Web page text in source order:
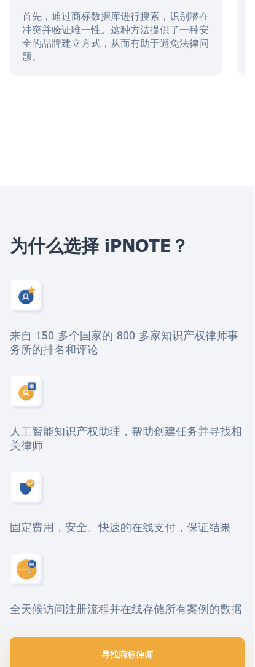
首先，通过商标数据库进行搜索，识别潜在
冲突并验证唯一性。这种方法提供了一种安
全的品牌建立方式，从而有助于避免法律问
题。
为什么选择 iPNOTE？
来自 150 多个国家的 800 多家知识产权律师事
务所的排名和评论
人工智能知识产权助理，帮助创建任务并寻找相
关律师
固定费用，安全、快速的在线支付，保证结果
全天候访问注册流程并在线存储所有案例的数据
寻找商标律师